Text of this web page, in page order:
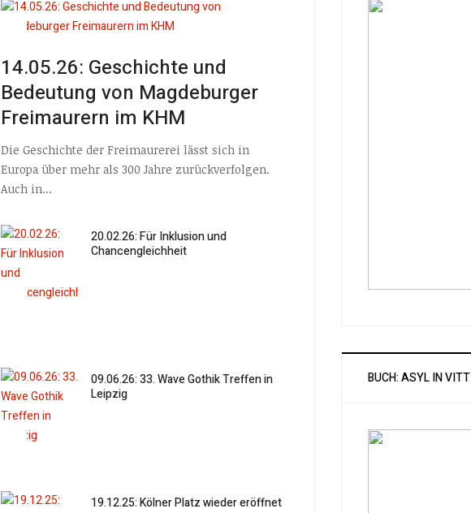
14.05.26: Geschichte und
Bedeutung von Magdeburger
Freimaurern im KHM
Die Geschichte der Freimaurerei lässt sich in
Europa über mehr als 300 Jahre zurückverfolgen.
Auch in...
20.02.26: Für Inklusion und
Chancengleichheit
09.06.26: 33. Wave Gothik Treffen in
Leipzig
19.12.25: Kölner Platz wieder eröffnet
BUCH: ASYL IN VITT